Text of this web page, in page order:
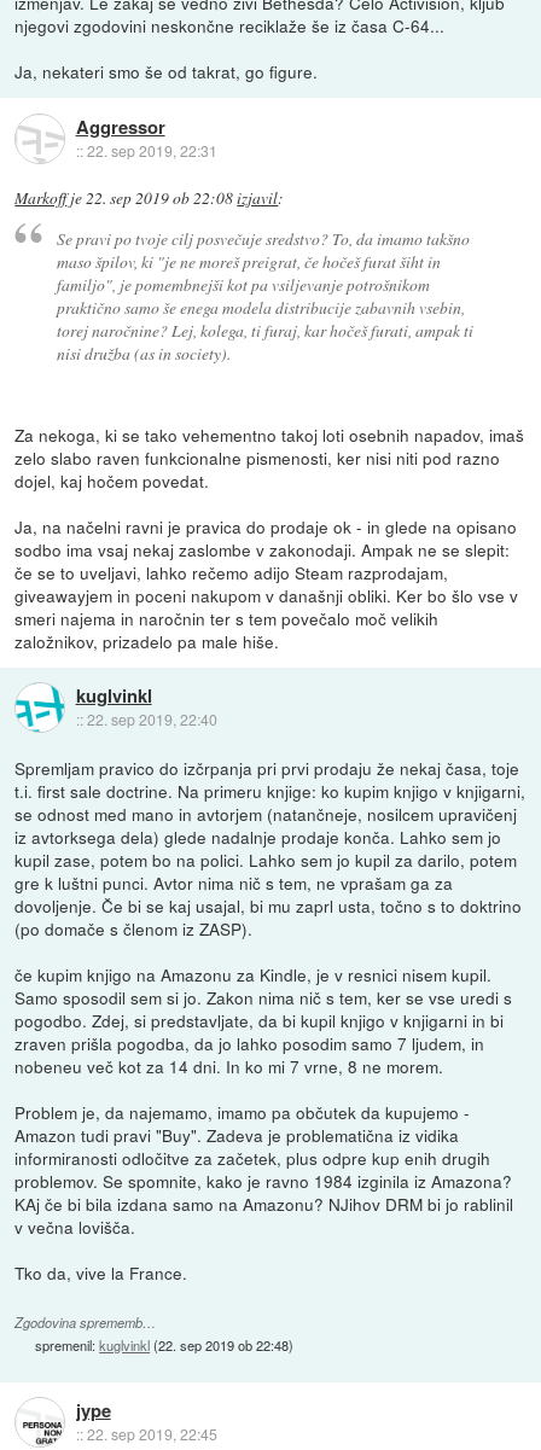
njegovi zgodovini neskončne reciklaže še iz časa C-64...
Ja, nekateri smo še od takrat, go figure.
Aggressor
::22. sep 2019, 22:31
Markoffje22. sep 2019 ob 22:08izjavil:
Se pravi po tvoje cilj posvečuje sredstvo? To, da imamo takšno
maso špilov, ki "je ne moreš preigrat, če hočeš furat šiht in
familjo", je pomembnejši kot pa vsiljevanje potrošnikom
praktično samo še enega modela distribucije zabavnih vsebin,
torej naročnine? Lej, kolega, ti furaj, kar hočeš furati, ampak ti
nisi družba (as in society).
Za nekoga, ki se tako vehementno takoj loti osebnih napadov, imaš
zelo slabo raven funkcionalne pismenosti, ker nisi niti pod razno
dojel, kaj hočem povedat.
Ja, na načelni ravni je pravica do prodaje ok - in glede na opisano
sodbo ima vsaj nekaj zaslombe v zakonodaji. Ampak ne se slepit:
če se to uveljavi, lahko rečemo adijo Steam razprodajam,
giveawayjem in poceni nakupom v današnji obliki. Ker bo šlo vse v
smeri najema in naročnin ter s tem povečalo moč velikih
založnikov, prizadelo pa male hiše.
kuglvinkl
::22. sep 2019, 22:40
Spremljam pravico do izčrpanja pri prvi prodaju že nekaj časa, toje
t.i. first sale doctrine. Na primeru knjige: ko kupim knjigo v knjigarni,
se odnost med mano in avtorjem (natančneje, nosilcem upravičenj
iz avtorksega dela) glede nadalnje prodaje konča. Lahko sem jo
kupil zase, potem bo na polici. Lahko sem jo kupil za darilo, potem
gre k luštni punci. Avtor nima nič s tem, ne vprašam ga za
dovoljenje. Če bi se kaj usajal, bi mu zaprl usta, točno s to doktrino
(po domače s členom iz ZASP).
če kupim knjigo na Amazonu za Kindle, je v resnici nisem kupil.
Samo sposodil sem si jo. Zakon nima nič s tem, ker se vse uredi s
pogodbo. Zdej, si predstavljate, da bi kupil knjigo v knjigarni in bi
zraven prišla pogodba, da jo lahko posodim samo 7 ljudem, in
nobeneu več kot za 14 dni. In ko mi 7 vrne, 8 ne morem.
Problem je, da najemamo, imamo pa občutek da kupujemo -
Amazon tudi pravi "Buy". Zadeva je problematična iz vidika
informiranosti odločitve za začetek, plus odpre kup enih drugih
problemov. Se spomnite, kako je ravno 1984 izginila iz Amazona?
KAj če bi bila izdana samo na Amazonu? NJihov DRM bi jo rablinil
v večna lovišča.
Tko da, vive la France.
Zgodovina sprememb…
spremenil:kuglvinkl(22. sep 2019 ob 22:48)
jype
::22. sep 2019, 22:45